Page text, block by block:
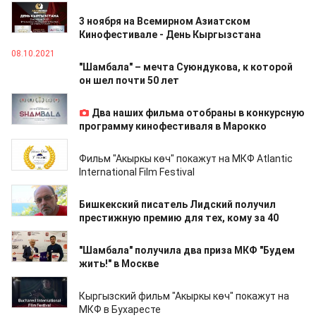
02.11.2021
3 ноября на Всемирном Азиатском
Кинофестивале - День Кыргызстана
08.10.2021
"Шамбала" – мечта Суюндукова, к которой
он шел почти 50 лет
29.09.2021
Два наших фильма отобраны в конкурсную
программу кинофестиваля в Марокко
09.09.2021
Фильм "Акыркы көч" покажут на МКФ Atlantic
International Film Festival
09.09.2021
Бишкекский писатель Лидский получил
престижную премию для тех, кому за 40
06.09.2021
"Шамбала" получила два приза МКФ "Будем
жить!" в Москве
02.09.2021
Кыргызский фильм "Акыркы көч" покажут на
МКФ в Бухаресте